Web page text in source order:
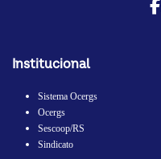
Institucional
Sistema Ocergs
Ocergs
Sescoop/RS
Sindicato